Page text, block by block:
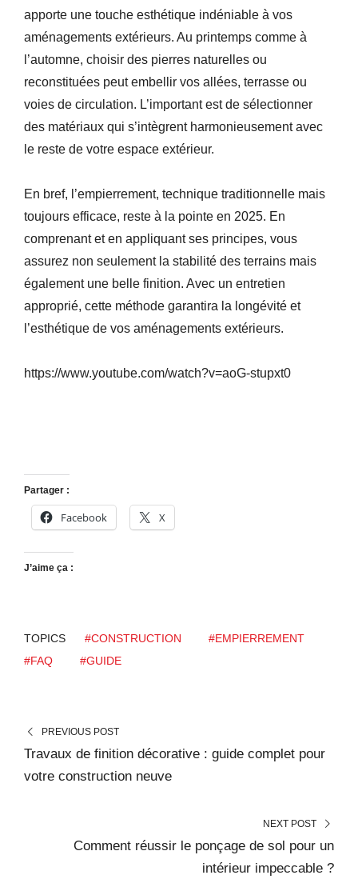
apporte une touche esthétique indéniable à vos
aménagements extérieurs. Au printemps comme à
l’automne, choisir des pierres naturelles ou
reconstituées peut embellir vos allées, terrasse ou
voies de circulation. L’important est de sélectionner
des matériaux qui s’intègrent harmonieusement avec
le reste de votre espace extérieur.
En bref, l’empierrement, technique traditionnelle mais
toujours efficace, reste à la pointe en 2025. En
comprenant et en appliquant ses principes, vous
assurez non seulement la stabilité des terrains mais
également une belle finition. Avec un entretien
approprié, cette méthode garantira la longévité et
l’esthétique de vos aménagements extérieurs.
https://www.youtube.com/watch?v=aoG-stupxt0
Partager :
Facebook X
J’aime ça :
TOPICS #CONSTRUCTION
#EMPIERREMENT
#FAQ
#GUIDE
PREVIOUS POST
Travaux de finition décorative : guide complet pour
votre construction neuve
NEXT POST
Comment réussir le ponçage de sol pour un
intérieur impeccable ?